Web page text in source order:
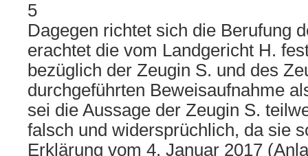
5
Dagegen richtet sich die Berufung
erachtet die vom Landgericht H.
bezüglich der Zeugin S. und des
durchgeführten Beweisaufnahme
sei die Aussage der Zeugin S.
falsch und widersprüchlich, da sie
Erklärung vom 4. Januar 2017